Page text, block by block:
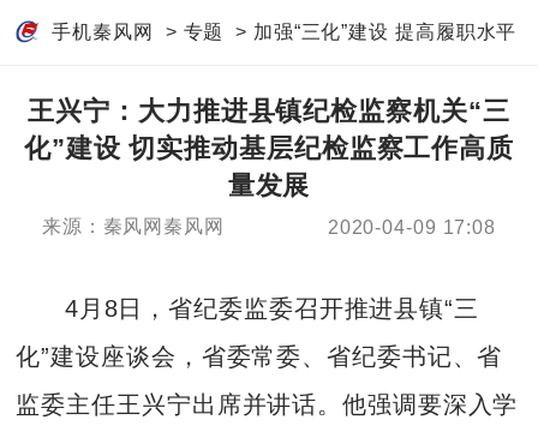
手机秦风网 > 专题 > 加强“三化”建设 提高履职水平
王兴宁：大力推进县镇纪检监察机关“三
化”建设 切实推动基层纪检监察工作高质
量发展
来源：秦风网秦风网 2020-04-09 17:08
4月8日，省纪委监委召开推进县镇“三
化”建设座谈会，省委常委、省纪委书记、省
监委主任王兴宁出席并讲话。他强调要深入学